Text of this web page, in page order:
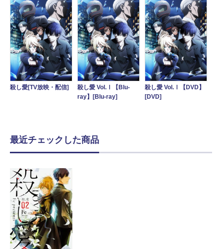
殺し愛[TV放映・配信]
殺し愛 Vol.Ⅰ【Blu-
ray】[Blu-ray]
殺し愛 Vol.Ⅰ【DVD】
[DVD]
最近チェックした商品